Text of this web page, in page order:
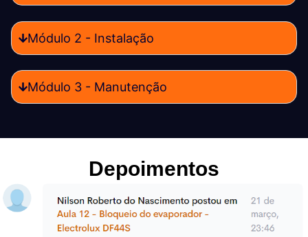
Módulo 2 - Instalação
Módulo 3 - Manutenção
Depoimentos